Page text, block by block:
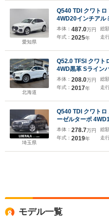
愛知県
Q540 TDI クワト
4WD20インチア
前後ヒーター付)
メラ 電動リヤゲ
ープ マトリクス
ラス TV ナビ
本体： 487.0万円
年式： 2025年
総
走
北海道
Q52.0 TFSI クワト
4WD黒革 Sライン
本体： 208.0万円
年式： 2017年
総
走
埼玉県
Q540 TDI クワトロ
ーゼルターボ
タンスPKG マト
正ナビ 360°カメ
ーター パワーバ
ール LEDヘッド
本体： 278.7万円
年式： 2019年
総
走
モデル一覧